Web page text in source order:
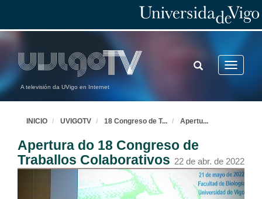
A televisión da UVigo en Internet
Toggle
TOGGLE
SEARCH
INICIO UVIGOTV 18 Congreso de T... Apertu...
Apertura do 18 Congreso de
Traballos Colaborativos 22 de abr. de 2022